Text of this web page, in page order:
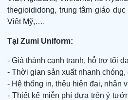
thegioididong, trung tâm giáo
Việt Mỹ,….
Tại Zumi Uniform:
- Giá thành cạnh tranh, hỗ trợ tối
- Thời gian sản xuất nhanh chóng,
- Hệ thống in, thêu hiện đại, nhân
- Thiết kế miễn phí dựa trên ý